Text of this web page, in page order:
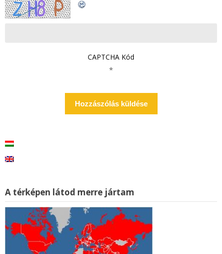
CAPTCHA Kód
*
A térképen látod merre jártam